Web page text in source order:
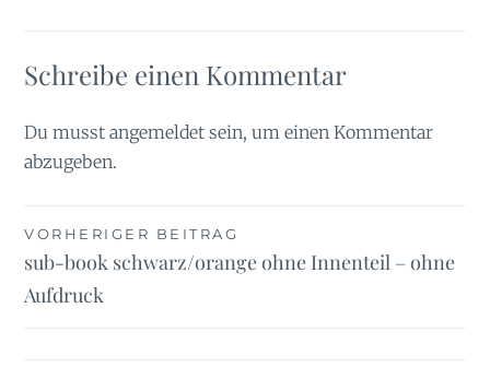
Schreibe einen Kommentar
Du musstangemeldet sein, um einen Kommentar
abzugeben.
Beitragsnavigation
VORHERIGER BEITRAG
sub-book schwarz/orange ohne Innenteil – ohne
Aufdruck